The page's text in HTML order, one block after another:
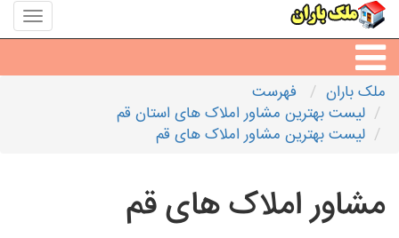
منوی
باران
مشاورین املاک
ملک باران
فهرست
لیست بهترین مشاور املاک های استان قم
لیست بهترین مشاور املاک های قم
مشاور املاک های قم